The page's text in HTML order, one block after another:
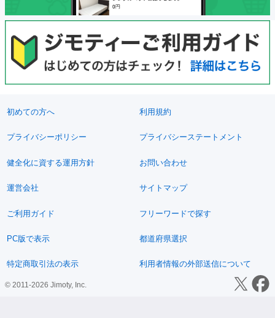
初めての方へ 利用規約
プライバシーポリシー プライバシーステートメント
健全化に資する運用方針 お問い合わせ
運営会社 サイトマップ
ご利用ガイド フリーワードで探す
PC版で表示 都道府県選択
特定商取引法の表示 利用者情報の外部送信について
© 2011-2026 Jimoty, Inc.